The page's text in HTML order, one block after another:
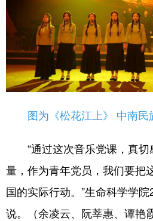
图为《松花江上》 中南民
“通过这次音乐党课，真切
量，作为青年党员，我们要把
国的实际行动。”生命科学学
说。（余凌云、阮莘惠、谭艳